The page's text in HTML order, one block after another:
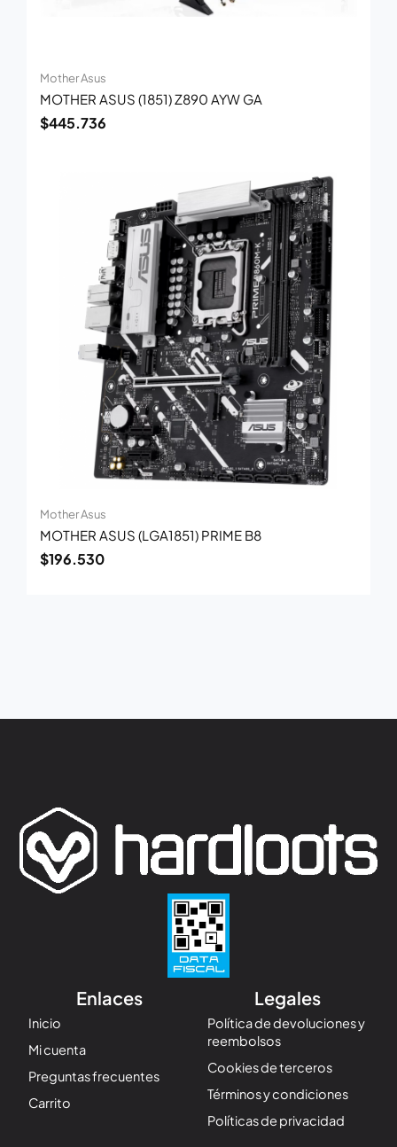
Mother Asus
MOTHER ASUS (1851) Z890 AYW GA
$445.736
Mother Asus
MOTHER ASUS (LGA1851) PRIME B8
$196.530
Enlaces
Inicio
Mi cuenta
Preguntas frecuentes
Carrito
Legales
Política de devoluciones y
reembolsos
Cookies de terceros
Términos y condiciones
Políticas de privacidad